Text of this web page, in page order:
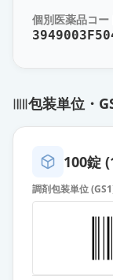
フェブキソ
薬価 10.80 円
薬価 10.80 円
20mg「NPI」
薬価 10.80 円
10.80 円
個別医薬品コー
包装単位・
100錠
調剤包装単位